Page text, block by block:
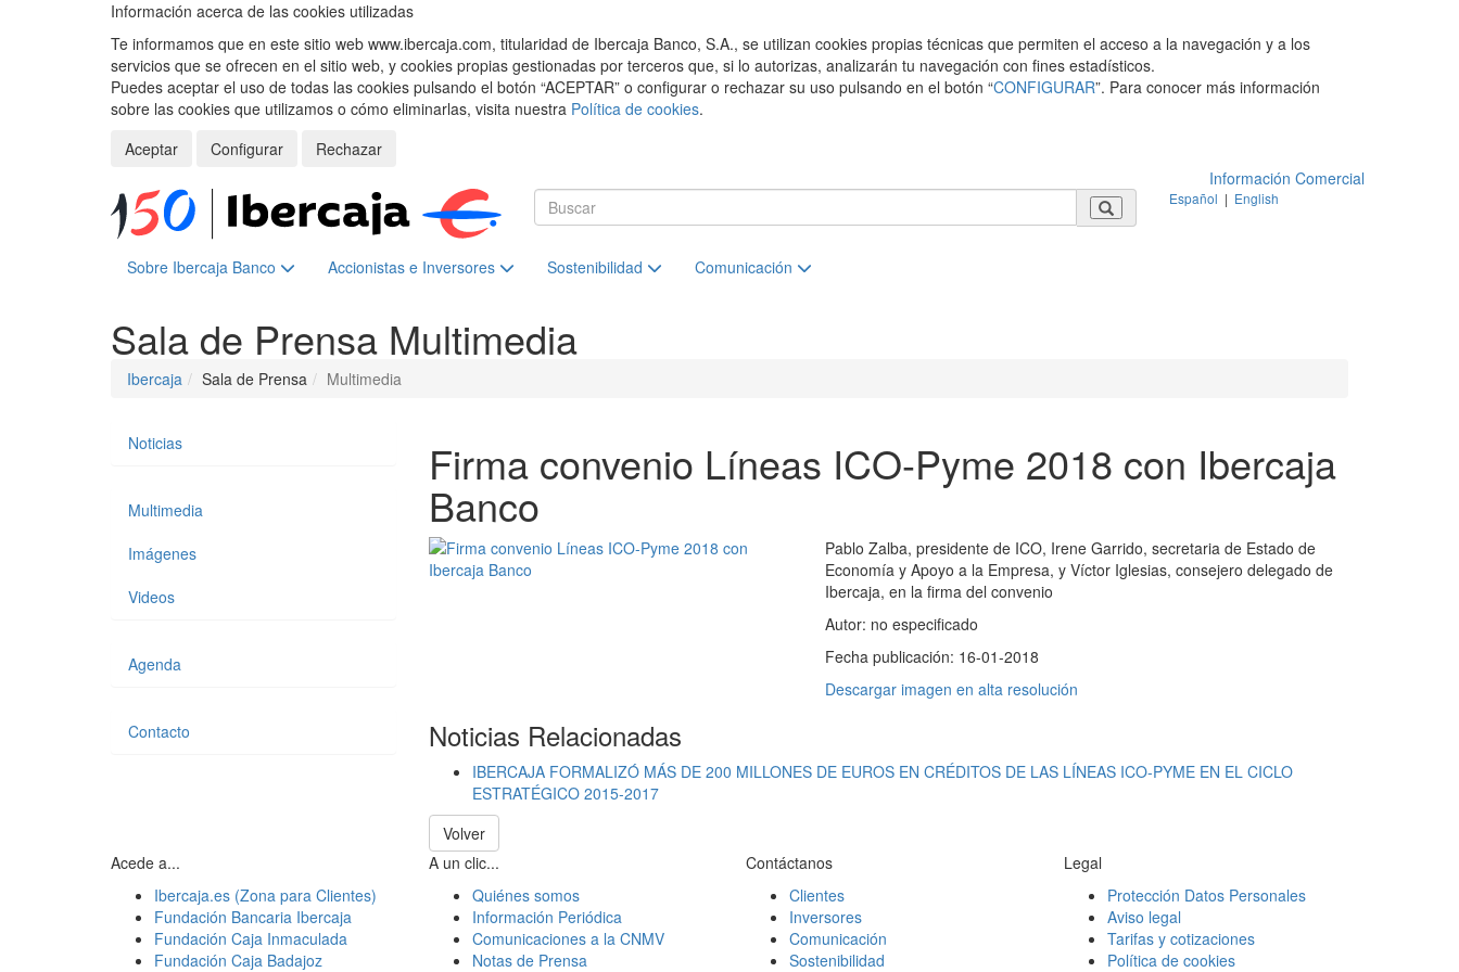
Información acerca de las cookies utilizadas
Te informamos que en este sitio web www.ibercaja.com, titularidad de Ibercaja Banco, S.A., se utilizan cookies propias técnicas que permiten el acceso a la navegación y a los
servicios que se ofrecen en el sitio web, y cookies propias gestionadas por terceros que, si lo autorizas, analizarán tu navegación con fines estadísticos.
Puedes aceptar el uso de todas las cookies pulsando el botón “ACEPTAR” o configurar o rechazar su uso pulsando en el botón “CONFIGURAR”. Para conocer más información
sobre las cookies que utilizamos o cómo eliminarlas, visita nuestra Política de cookies.
Aceptar
Configurar
Rechazar
Información Comercial
Español | English
Sobre Ibercaja Banco Accionistas e Inversores Sostenibilidad Comunicación
Sala de Prensa Multimedia
Ibercaja Sala de Prensa Multimedia
Firma convenio Líneas ICO-Pyme 2018 con Ibercaja
Banco
Pablo Zalba, presidente de ICO, Irene Garrido, secretaria de Estado de
Economía y Apoyo a la Empresa, y Víctor Iglesias, consejero delegado de
Ibercaja, en la firma del convenio
Autor: no especificado
Fecha publicación: 16-01-2018
Descargar imagen en alta resolución
Noticias Relacionadas
IBERCAJA FORMALIZÓ MÁS DE 200 MILLONES DE EUROS EN CRÉDITOS DE LAS LÍNEAS ICO-PYME EN EL CICLO
ESTRATÉGICO 2015-2017
Volver
Noticias
Multimedia
Imágenes
Videos
Agenda
Contacto
Acede a...
Ibercaja.es (Zona para Clientes)
Fundación Bancaria Ibercaja
Fundación Caja Inmaculada
Fundación Caja Badajoz
A un clic...
Quiénes somos
Información Periódica
Comunicaciones a la CNMV
Notas de Prensa
Contáctanos
Clientes
Inversores
Comunicación
Sostenibilidad
Legal
Protección Datos Personales
Aviso legal
Tarifas y cotizaciones
Política de cookies